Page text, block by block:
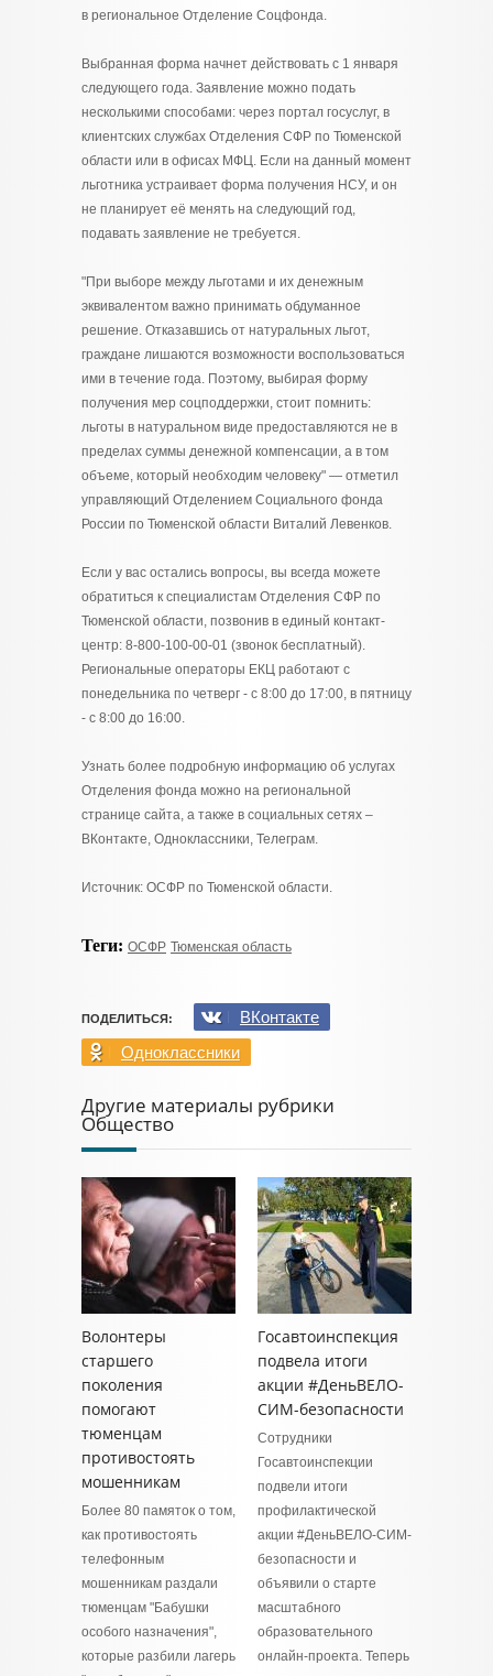
в региональное Отделение Соцфонда.
Выбранная форма начнет действовать с 1 января
следующего года. Заявление можно подать
несколькими способами: через портал госуслуг, в
клиентских службах Отделения СФР по Тюменской
области или в офисах МФЦ. Если на данный момент
льготника устраивает форма получения НСУ, и он
не планирует её менять на следующий год,
подавать заявление не требуется.
"При выборе между льготами и их денежным
эквивалентом важно принимать обдуманное
решение. Отказавшись от натуральных льгот,
граждане лишаются возможности воспользоваться
ими в течение года. Поэтому, выбирая форму
получения мер соцподдержки, стоит помнить:
льготы в натуральном виде предоставляются не в
пределах суммы денежной компенсации, а в том
объеме, который необходим человеку" — отметил
управляющий Отделением Социального фонда
России по Тюменской области Виталий Левенков.
Если у вас остались вопросы, вы всегда можете
обратиться к специалистам Отделения СФР по
Тюменской области, позвонив в единый контакт-
центр: 8-800-100-00-01 (звонок бесплатный).
Региональные операторы ЕКЦ работают с
понедельника по четверг - с 8:00 до 17:00, в пятницу
- с 8:00 до 16:00.
Узнать более подробную информацию об услугах
Отделения фонда можно на региональной
странице сайта, а также в социальных сетях –
ВКонтакте, Одноклассники, Телеграм.
Источник: ОСФР по Тюменской области.
Теги: ОСФР Тюменская область
ПОДЕЛИТЬСЯ:
ВКонтакте
Одноклассники
Другие материалы рубрики
Общество
Волонтеры
старшего
поколения
помогают
тюменцам
противостоять
мошенникам
Более 80 памяток о том,
как противостоять
телефонным
мошенникам раздали
тюменцам "Бабушки
особого назначения",
которые разбили лагерь
Госавтоинспекция
подвела итоги
акции #ДеньВЕЛО-
СИМ-безопасности
Сотрудники
Госавтоинспекции
подвели итоги
профилактической
акции #ДеньВЕЛО-СИМ-
безопасности и
объявили о старте
масштабного
образовательного
онлайн-проекта. Теперь